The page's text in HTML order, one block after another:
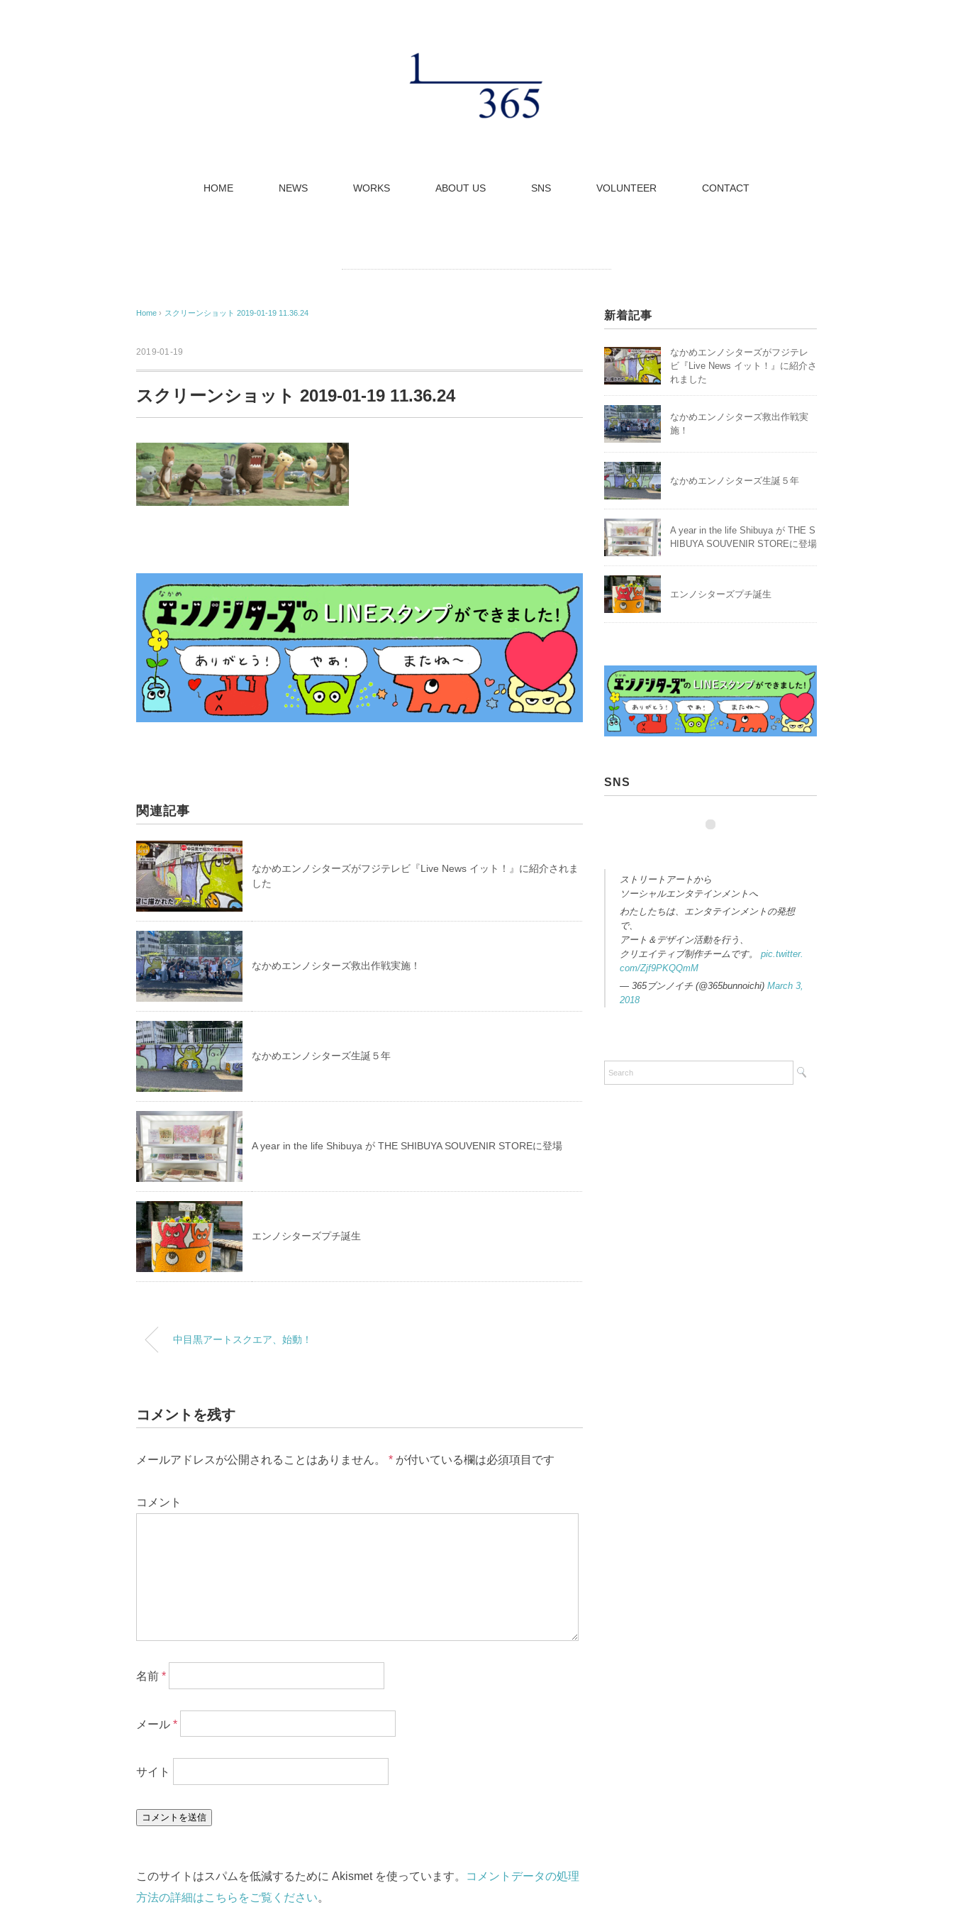
HOME NEWS WORKS ABOUT US SNS VOLUNTEER CONTACT
Home › スクリーンショット 2019-01-19 11.36.24
2019-01-19
スクリーンショット 2019-01-19 11.36.24
関連記事
なかめエンノシターズがフジテレビ『Live News イット！』に紹介されま
した
なかめエンノシターズ救出作戦実施！
なかめエンノシターズ生誕５年
A year in the life Shibuya が THE SHIBUYA SOUVENIR STOREに登場
エンノシターズプチ誕生
中目黒アートスクエア、始動！
コメントを残す
メールアドレスが公開されることはありません。 * が付いている欄は必須項目です
コメント
名前 *
メール *
サイト
このサイトはスパムを低減するために Akismet を使っています。
コメントデータの処理
方法の詳細はこちらをご覧ください。
新着記事
なかめエンノシターズがフジテレ
ビ『Live News イット！』に紹介さ
れました
なかめエンノシターズ救出作戦実
施！
なかめエンノシターズ生誕５年
A year in the life Shibuya が THE S
HIBUYA SOUVENIR STOREに登場
エンノシターズプチ誕生
SNS
ストリートアートから
ソーシャルエンタテインメントへ
わたしたちは、エンタテインメントの発想
で、
アート＆デザイン活動を行う、
クリエイティブ制作チームです。 pic.twitter.
com/Zjf9PKQQmM
— 365ブンノイチ (@365bunnoichi) March 3,
2018